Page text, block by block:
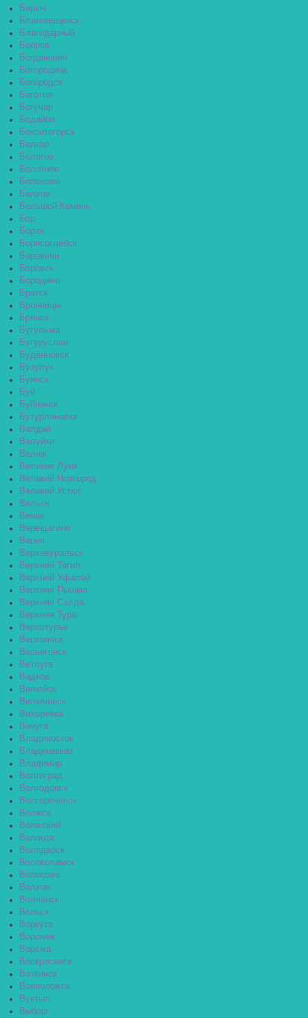
Бирюч
Благовещенск
Благодарный
Бобров
Богданович
Богородицк
Богородск
Боготол
Богучар
Бодайбо
Бокситогорск
Болгар
Бологое
Болотное
Болохово
Болхов
Большой Камень
Бор
Борзя
Борисоглебск
Боровичи
Боровск
Бородино
Братск
Бронницы
Брянск
Бугульма
Бугуруслан
Будённовск
Бузулук
Буинск
Буй
Буйнакск
Бутурлиновка
Валдай
Валуйки
Велиж
Великие Луки
Великий Новгород
Великий Устюг
Вельск
Венёв
Верещагино
Верея
Верхнеуральск
Верхний Тагил
Верхний Уфалей
Верхняя Пышма
Верхняя Салда
Верхняя Тура
Верхотурье
Верхоянск
Весьегонск
Ветлуга
Видное
Вилюйск
Вилючинск
Вихоревка
Вичуга
Владивосток
Владикавказ
Владимир
Волгоград
Волгодонск
Волгореченск
Волжск
Волжский
Вологда
Володарск
Волоколамск
Волосово
Волхов
Волчанск
Вольск
Воркута
Воронеж
Ворсма
Воскресенск
Воткинск
Всеволожск
Вуктыл
Выборг